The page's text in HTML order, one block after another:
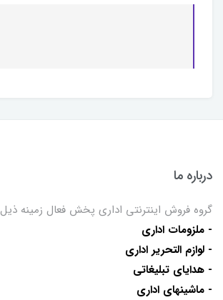
درباره ما
گروه فروش اینترنتی اداری پخش فعال زمینه ذیل
- ملزومات اداری
- لوازم التحریر اداری
- هدایای تبلیغاتی
- ماشینهای اداری